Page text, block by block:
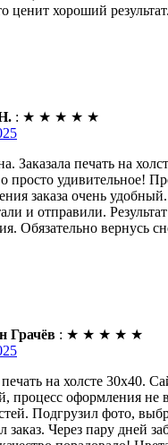
ценит хороший результат.
: ★ ★ ★ ★ ★
Заказала печать на
просто удивительное!
заказа очень
и отправили.
Обязательно вернусь
Грачёв : ★ ★ ★ ★ ★
печать на холсте 30х40.
процесс оформления не
Подгрузил фото,
заказ. Через пару дней